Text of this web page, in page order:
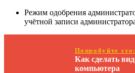
Режим одобрения
учётной записи
Попробуйте это:
Как сделать
компьютера